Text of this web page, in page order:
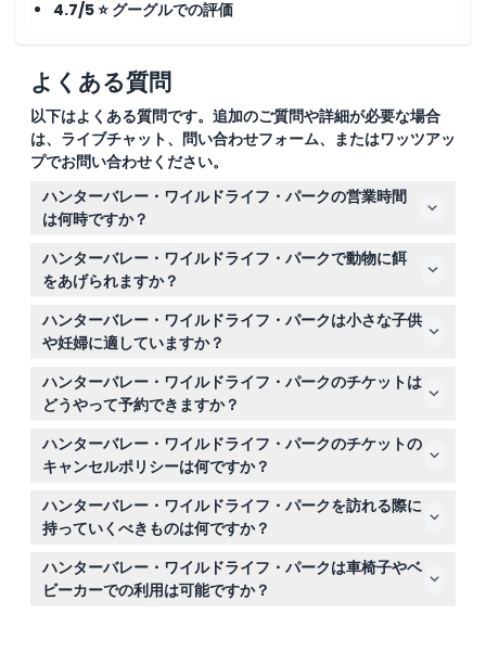
キャンセルポリシー
4.7/5 ⭐ グーグルでの評価
よくある質問
以下はよくある質問です。追加のご質問や詳細が必要な場合
は、ライブチャット、問い合わせフォーム、またはワッツアッ
プでお問い合わせください。
ハンターバレー・ワイルドライフ・パークの営業時間
は何時ですか？
パークは毎日午前9時から午後4時まで営業しています
が、クリスマスの日は午後2時に早めに閉まります（変更
の可能性があるため、ご予約時に必ずご確認ください）。
ハンターバレー・ワイルドライフ・パークで動物に餌
をあげられますか？
はい、パークではネイティブなオーストラリアの動物と間
近で触れ合えるインタラクティブな餌やりセッションが定
期的に行われています。
ハンターバレー・ワイルドライフ・パークは小さな子供
や妊婦に適していますか？
パークは家族向けですが、安全上の理由から非常に幼い幼
児や妊婦にはおすすめできません。
ハンターバレー・ワイルドライフ・パークのチケットは
どうやって予約できますか？
このウェブサイト上で簡単にチケットの予約ができます。
ご希望の日付とチケット種別を選んで、空き状況を確認の
うえ予約を完了してください。
ハンターバレー・ワイルドライフ・パークのチケットの
キャンセルポリシーは何ですか？
チケットは返金不可でキャンセルもできませんので、ご予
約前に予定を確定させてください。
ハンターバレー・ワイルドライフ・パークを訪れる際に
持っていくべきものは何ですか？
快適な歩きやすい靴、帽子や日焼け止めなどの日よけ対
策、水分補給のための水を持参して、屋外での野生動物体
験をお楽しみください。
ハンターバレー・ワイルドライフ・パークは車椅子やベ
ビーカーでの利用は可能ですか？